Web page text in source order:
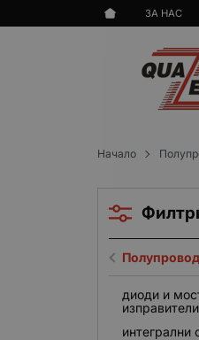
ЗА НАС
Начало
диоди и
изправители
интегрални